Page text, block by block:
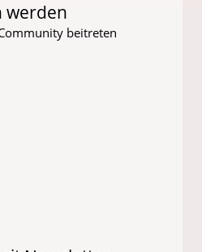
werden
beitreten